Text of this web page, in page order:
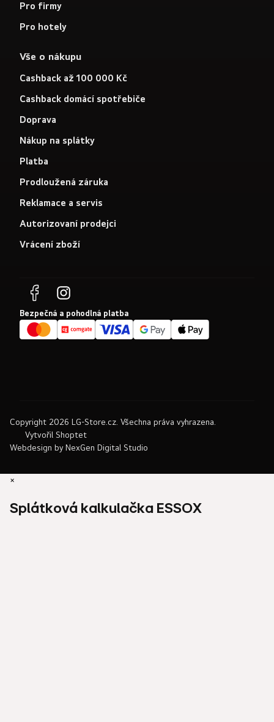
Pro firmy
Pro hotely
Vše o nákupu
Cashback až 100 000 Kč
Cashback domácí spotřebiče
Doprava
Nákup na splátky
Platba
Prodloužená záruka
Reklamace a servis
Autorizovaní prodejci
Vrácení zboží
Bezpečná a pohodlná platba
Webdesign by NexGen Digital Studio
Vytvořil Shoptet
Copyright 2026 LG-Store.cz . Všechna práva vyhrazena.
×
Splátková kalkulačka ESSOX